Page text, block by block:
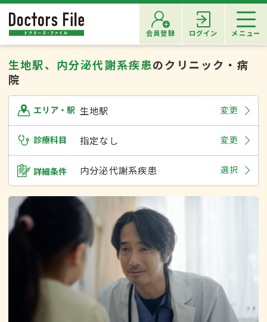
会員登録 ログイン メニュー
生地駅、内分泌代謝系疾患のクリニック・病
院
エリア・駅 生地駅 変更
診療科目 指定なし 変更
詳細条件 内分泌代謝系疾患 選択